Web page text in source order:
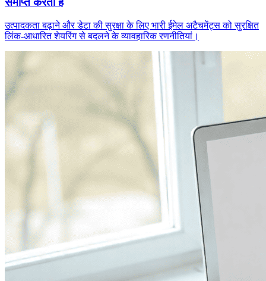
उत्पादकता बढ़ाने और डेटा की सुरक्षा के लिए भारी ईमेल अटैचमेंट्स को सुरक्षित
लिंक‑आधारित शेयरिंग से बदलने के व्यावहारिक रणनीतियां।